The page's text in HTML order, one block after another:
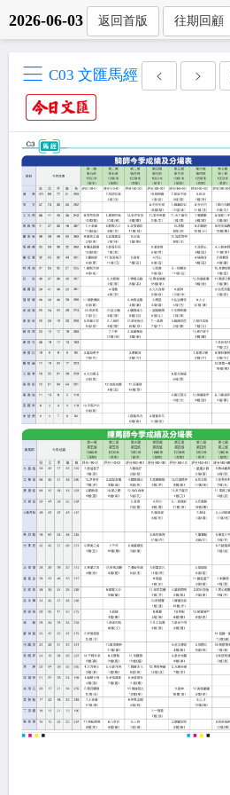
2026-06-03 返回首版 往期回顧
C03 文匯馬經
點擊複製